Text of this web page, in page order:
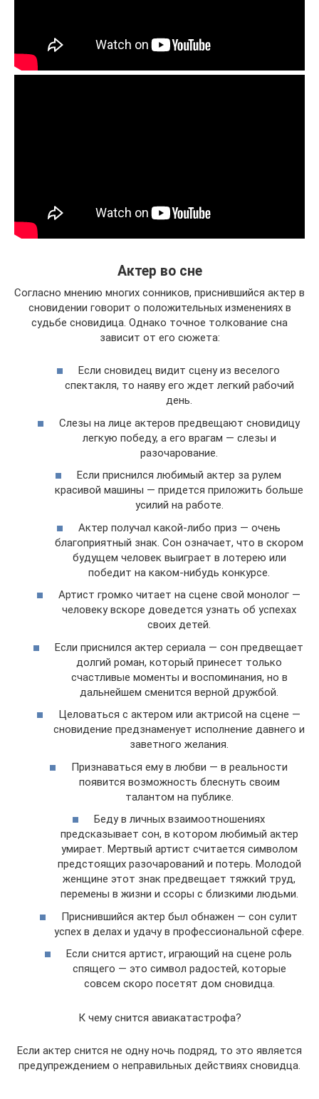
Актер во сне
Согласно мнению многих сонников, приснившийся актер в
сновидении говорит о положительных изменениях в
судьбе сновидица. Однако точное толкование сна
зависит от его сюжета:
Если сновидец видит сцену из веселого
спектакля, то наяву его ждет легкий рабочий
день.
Слезы на лице актеров предвещают сновидицу
легкую победу, а его врагам — слезы и
разочарование.
Если приснился любимый актер за рулем
красивой машины — придется приложить больше
усилий на работе.
Актер получал какой-либо приз — очень
благоприятный знак. Сон означает, что в скором
будущем человек выиграет в лотерею или
победит на каком-нибудь конкурсе.
Артист громко читает на сцене свой монолог —
человеку вскоре доведется узнать об успехах
своих детей.
Если приснился актер сериала — сон предвещает
долгий роман, который принесет только
счастливые моменты и воспоминания, но в
дальнейшем сменится верной дружбой.
Целоваться с актером или актрисой на сцене —
сновидение предзнаменует исполнение давнего и
заветного желания.
Признаваться ему в любви — в реальности
появится возможность блеснуть своим
талантом на публике.
Беду в личных взаимоотношениях
предсказывает сон, в котором любимый актер
умирает. Мертвый артист считается символом
предстоящих разочарований и потерь. Молодой
женщине этот знак предвещает тяжкий труд,
перемены в жизни и ссоры с близкими людьми.
Приснившийся актер был обнажен — сон сулит
успех в делах и удачу в профессиональной сфере.
Если снится артист, играющий на сцене роль
спящего — это символ радостей, которые
совсем скоро посетят дом сновидца.
К чему снится авиакатастрофа?
Если актер снится не одну ночь подряд, то это является
предупреждением о неправильных действиях сновидца.